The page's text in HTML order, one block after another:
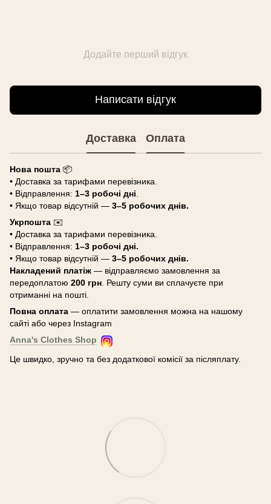
Додайте перший відгук
Написати відгук
Доставка Оплата
Нова пошта 📦
• Доставка за тарифами перевізника.
• Відправлення: 1–3 робочі дні
• Якщо товар відсутній — 3–5 робочих днів.
Укрпошта ✉️
• Доставка за тарифами перевізника.
• Відправлення: 1–3 робочі дні.
• Якщо товар відсутній — 3–5 робочих днів.
Накладений платіж — відправляємо замовлення за
передоплатою 200 грн . Решту суми ви сплачуєте при
отриманні на пошті.
Повна оплата — оплатити замовлення можна на нашому
сайті або через Instagram
Anna's Clothes Shop
Це швидко, зручно та без додаткової комісії за післяплату.